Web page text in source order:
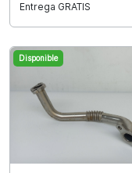
Entrega GRATIS
Disponible